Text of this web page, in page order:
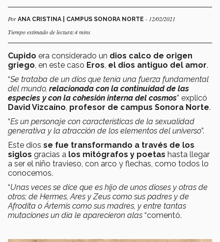
Por ANA CRISTINA | CAMPUS SONORA NORTE - 12/02/2021
Tiempo estimado de lectura:4 mins
Cupido era considerado un dios calco de origen
griego , en este caso Eros el dios antiguo del amor.
“Se trataba de un dios que tenía una fuerza fundamental
del mundo, relacionada con la continuidad de las
especies y con la cohesión interna del cosmos” explicó
David Vizcaíno profesor de campus Sonora Norte.
“Es un personaje con características de la sexualidad
generativa y la atracción de los elementos del universo”.
Este dios se fue transformando a través de los
siglos gracias a los mitógrafos y poetas hasta llegar
a ser el niño travieso, con arco y flechas, como todos lo
conocemos.
“Unas veces se dice que es hijo de unos dioses y otras de
otros; de Hermes, Ares y Zeus como sus padres y de
Afrodita o Ártemis como sus madres, y entre tantas
mutaciones un día le aparecieron alas “comentó.